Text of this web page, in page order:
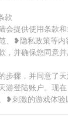
款
会提供使用条款
、❥隐私政策等
并确保您同意并
步骤，并同意了
游登陆账户。现
❥刺激的游戏体验